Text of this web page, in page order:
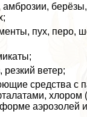
амброзии,
пух, перо,
ветер;
средства с
хлором
аэрозолей